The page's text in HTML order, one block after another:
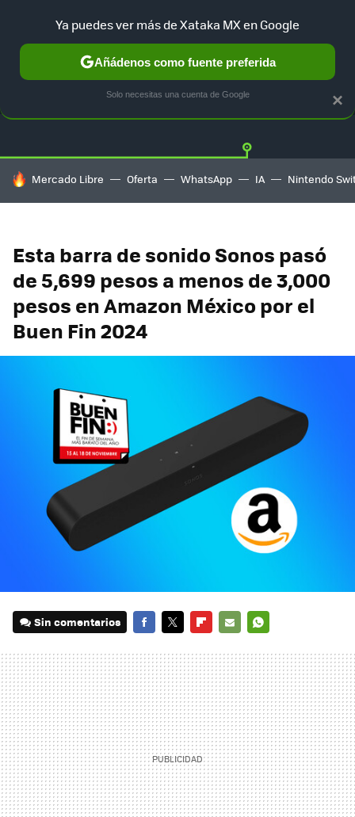
GUÍA DE COMPRAS MERCADO LIBRE
HOY SE HABLA DE
Mercado Libre Oferta WhatsApp IA Nintendo
Esta barra de sonido Sonos pasó
de 5,699 pesos a menos de 3,000
pesos en Amazon México por el
Buen Fin 2024
Sin comentarios
MAIL
×
Ya puedes ver más de Xataka MX en Google
Añádenos como fuente preferida
Solo necesitas una cuenta de Google